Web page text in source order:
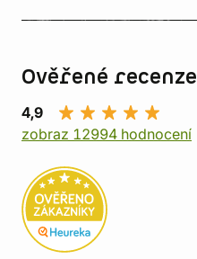
Ověřené recenze
4,9
zobraz 12994 hodnocení